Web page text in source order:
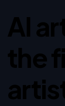
AI
the